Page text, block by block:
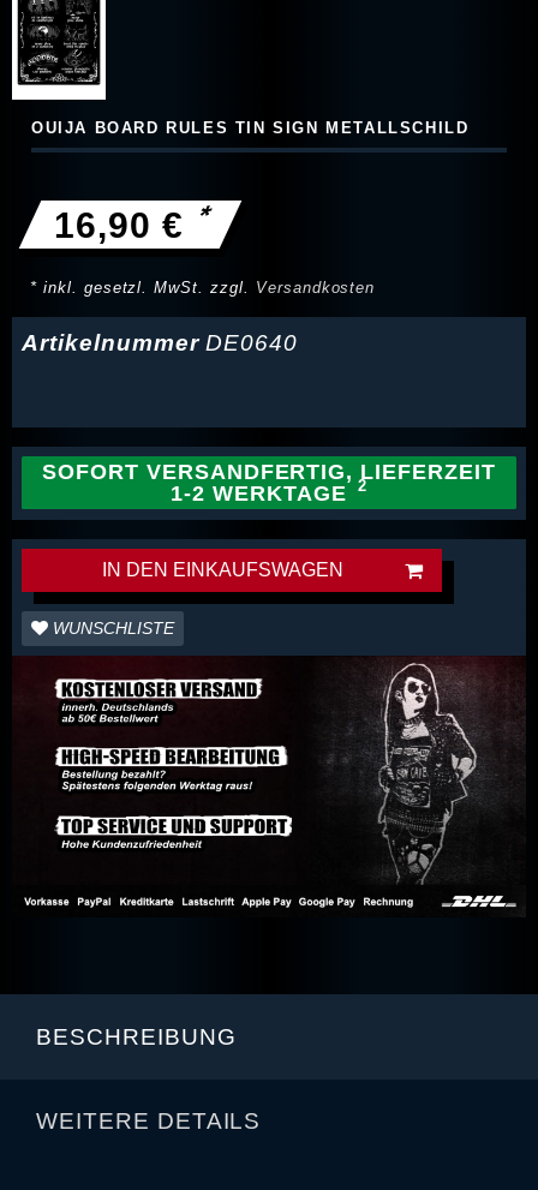
OUIJA BOARD RULES TIN SIGN METALLSCHILD
16,90 € *
* inkl. gesetzl. MwSt. zzgl. Versandkosten
ArtikelnummerDE0640
SOFORT VERSANDFERTIG, LIEFERZEIT
1-2 WERKTAGE
IN DEN EINKAUFSWAGEN
WUNSCHLISTE
BESCHREIBUNG
WEITERE DETAILS